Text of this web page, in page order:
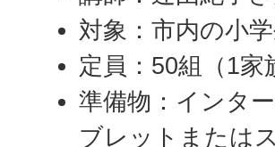
対象：市内の小
定員：50組（1家
準備物：インタ
ブレットまたは